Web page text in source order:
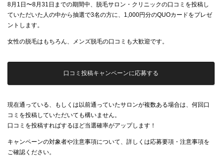
8月1日〜8月31日までの期間中、脱毛サロン・クリニックの口コミを投稿し
ていただいた人の中から抽選で3名の方に、1,000円分のQUOカードをプレゼ
ントします。
女性の脱毛はもちろん、メンズ脱毛の口コミも大歓迎です。
口コミ投稿キャンペーンに応募する
現在通っている、もしくは以前通っていたサロンが複数ある場合は、何回口
コミを投稿していただいても構いません。
口コミを投稿すればするほど当選確率がアップします！
キャンペーンの対象者や注意事項について、詳しくは応募要項・注意事項を
ご確認ください。